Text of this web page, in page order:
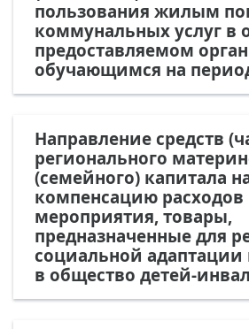
пользования жилым
коммунальных услуг в
предоставляемом
обучающимся на
Направление средств
регионального
(семейного) капитала
компенсацию расходов
мероприятия, товары,
предназначенные для
социальной адаптации
в общество детей-